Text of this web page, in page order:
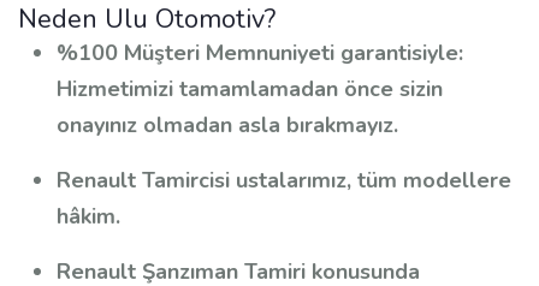
Neden Ulu Otomotiv?
%100 Müşteri Memnuniyeti garantisiyle:
Hizmetimizi tamamlamadan önce sizin
onayınız olmadan asla bırakmayız.
Renault Tamircisi ustalarımız, tüm modellere
hâkim.
Renault Şanzıman Tamiri konusunda